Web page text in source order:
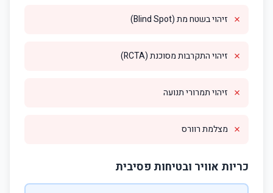
✗ זיהוי בשטח מת (Blind Spot)
✗ זיהוי התקרבות מסוכנת (RCTA)
✗ זיהוי תמרורי תנועה
✗ מצלמת רוורס
כריות אוויר ובטיחות פסיבית